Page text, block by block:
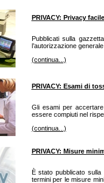
PRIVACY: Privacy
Pubblicati sulla
l’autorizzazione
(continua...)
PRIVACY: Esami di
Gli esami per
essere compiuti nel
(continua...)
PRIVACY: Misure
È stato pubblicato
termini per le misure